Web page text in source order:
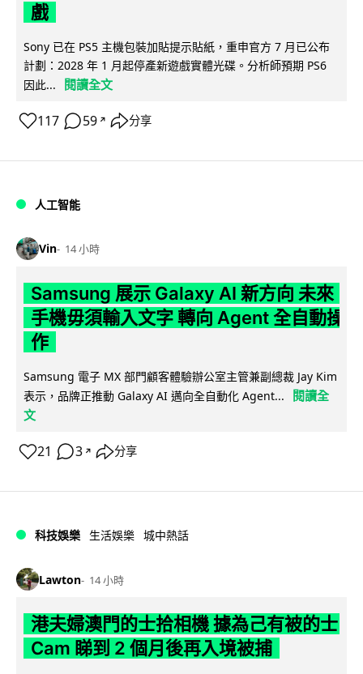
戲
Sony 已在 PS5 主機包裝加貼提示貼紙，重申官方 7 月已公布
計劃：2028 年 1 月起停產新遊戲實體光碟。分析師預期 PS6
因此...
閱讀全文
117 59 ↗ 分享
人工智能
Vin 14 小時
Samsung 展示 Galaxy AI 新方向 未來
手機毋須輸入文字 轉向 Agent 全自動操
作
Samsung 電子 MX 部門顧客體驗辦公室主管兼副總裁 Jay Kim
表示，品牌正推動 Galaxy AI 邁向全自動化 Agent...
閱讀全
文
21 3 ↗ 分享
科技娛樂 生活娛樂 城中熱話
Lawton 14 小時
港夫婦澳門的士拾相機 據為己有被的士
Cam 睇到 2 個月後再入境被捕